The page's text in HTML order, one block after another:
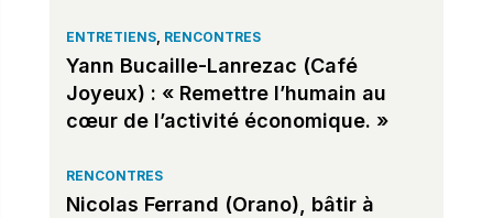
ENTRETIENS, RENCONTRES
Yann Bucaille-Lanrezac (Café
Joyeux) : « Remettre l’humain au
cœur de l’activité économique. »
RENCONTRES
Nicolas Ferrand (Orano), bâtir à